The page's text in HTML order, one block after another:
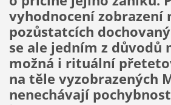
vyhodnocení zobrazení
pozůstatcích
se ale jedním z důvodů
možná i rituální
na těle vyzobrazených
nenechávají